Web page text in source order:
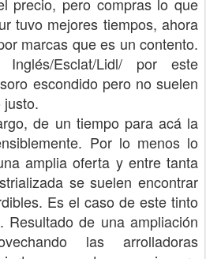
tuvo mejores tiempos, ahora
marcas que es un contento.
Inglés/Esclat/Lidl/ por este
escondido pero no suelen
justo.
de un tiempo para acá la
Por lo menos lo
amplia oferta y entre tanta
se suelen encontrar
Es el caso de este tinto
Resultado de una ampliación
las arrolladoras